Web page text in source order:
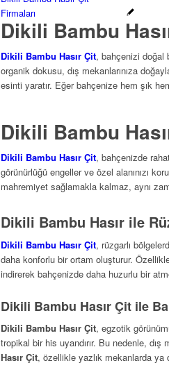
Dikili Bambu
Dikili Bambu Hasır Çit, bahçenizi doğal
organik dokusu, dış mekanlarınıza
esinti yaratır. Eğer bahçenize hem şık
Dikili Bambu
Dikili Bambu Hasır Çit, bahçenizde
görünürlüğü engeller ve özel alanınızı
mahremiyet sağlamakla kalmaz, aynı
Dikili Bambu Hasır ile
Dikili Bambu Hasır Çit, rüzgarlı
daha konforlu bir ortam oluşturur.
indirerek bahçenizde daha huzurlu bir
Dikili Bambu Hasır Çit ile
Dikili Bambu Hasır Çit, egzotik
tropikal bir his uyandırır. Bu nedenle,
Hasır Çit, özellikle yazlık mekanlarda